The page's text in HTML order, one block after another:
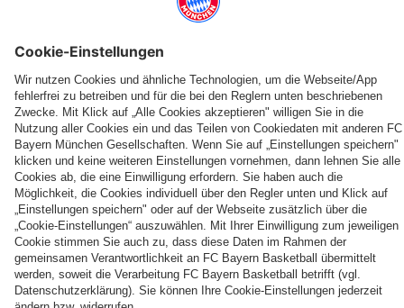
DAS KÖNNTE DICH INTERESSIEREN
UNSERE MASKOTTCHEN
Berni,
Mia
und
Ben
ALLIANZ ARENA
FC
Bayern
KIDS
CLUB-
Zone
EVENTANMELDUNG
KIDS
CLUB-
Fußballcamps
MYFCBAYERN
Entdecke
deinen
persönlichen
Fanbereich